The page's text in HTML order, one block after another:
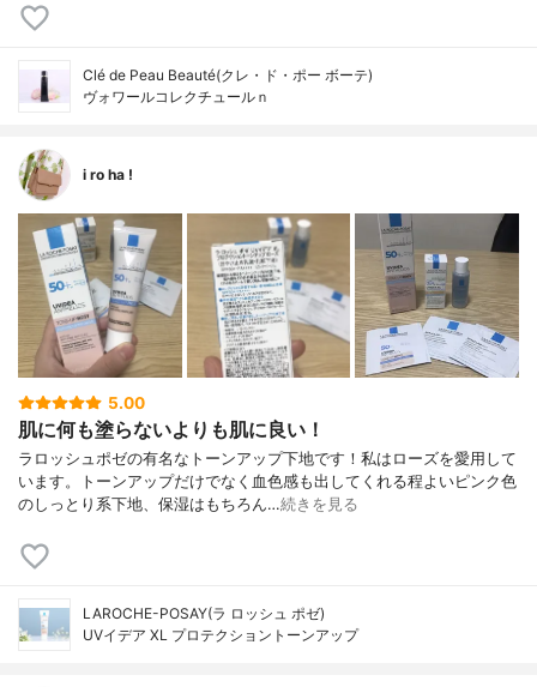
Clé de Peau Beauté(クレ・ド・ポー ボーテ)
ヴォワールコレクチュールｎ
i ro ha !
5.00
肌に何も塗らないよりも肌に良い！
ラロッシュポゼの有名なトーンアップ下地です！私はローズを愛用して
います。トーンアップだけでなく血色感も出してくれる程よいピンク色
のしっとり系下地、保湿はもちろん…続きを見る
LAROCHE-POSAY(ラ ロッシュ ポゼ)
UVイデア XL プロテクショントーンアップ